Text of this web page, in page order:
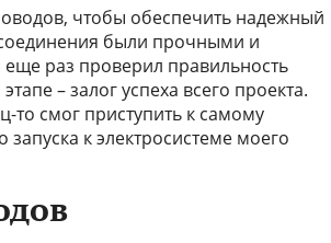
чтобы обеспечить надежный
были прочными и
раз проверил правильность
– залог успеха всего проекта.
то смог приступить к самому
к электросистеме моего